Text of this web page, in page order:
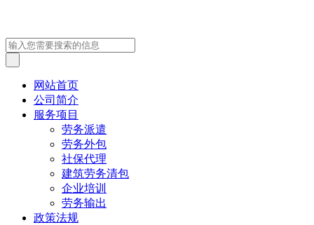
网站首页
公司简介
服务项目
劳务派遣
劳务外包
社保代理
建筑劳务清包
企业培训
劳务输出
政策法规